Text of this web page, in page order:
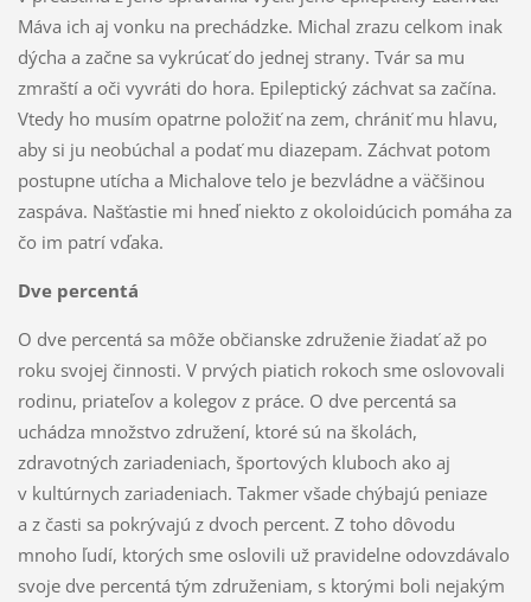
Máva ich aj vonku na prechádzke. Michal zrazu celkom inak
dýcha a začne sa vykrúcať do jednej strany. Tvár sa mu
zmraští a oči vyvráti do hora. Epileptický záchvat sa začína.
Vtedy ho musím opatrne položiť na zem, chrániť mu hlavu,
aby si ju neobúchal a podať mu diazepam. Záchvat potom
postupne utícha a Michalove telo je bezvládne a väčšinou
zaspáva. Našťastie mi hneď niekto z okoloidúcich pomáha za
čo im patrí vďaka.
Dve percentá
O dve percentá sa môže občianske združenie žiadať až po
roku svojej činnosti. V prvých piatich rokoch sme oslovovali
rodinu, priateľov a kolegov z práce. O dve percentá sa
uchádza množstvo združení, ktoré sú na školách,
zdravotných zariadeniach, športových kluboch ako aj
v kultúrnych zariadeniach. Takmer všade chýbajú peniaze
a z časti sa pokrývajú z dvoch percent. Z toho dôvodu
mnoho ľudí, ktorých sme oslovili už pravidelne odovzdávalo
svoje dve percentá tým združeniam, s ktorými boli nejakým